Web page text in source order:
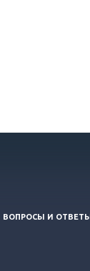
ВОПРОСЫ И ОТВЕТЫ